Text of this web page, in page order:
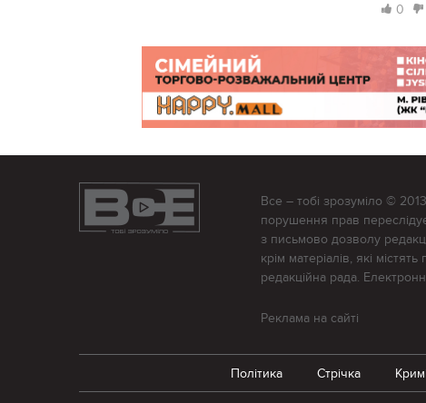
0
Все – тобі зрозуміло ©
порушення прав
з письмово дозволу
крім матеріалів, які
редакційна рада.
Реклама на сайті
Політика Стрічка